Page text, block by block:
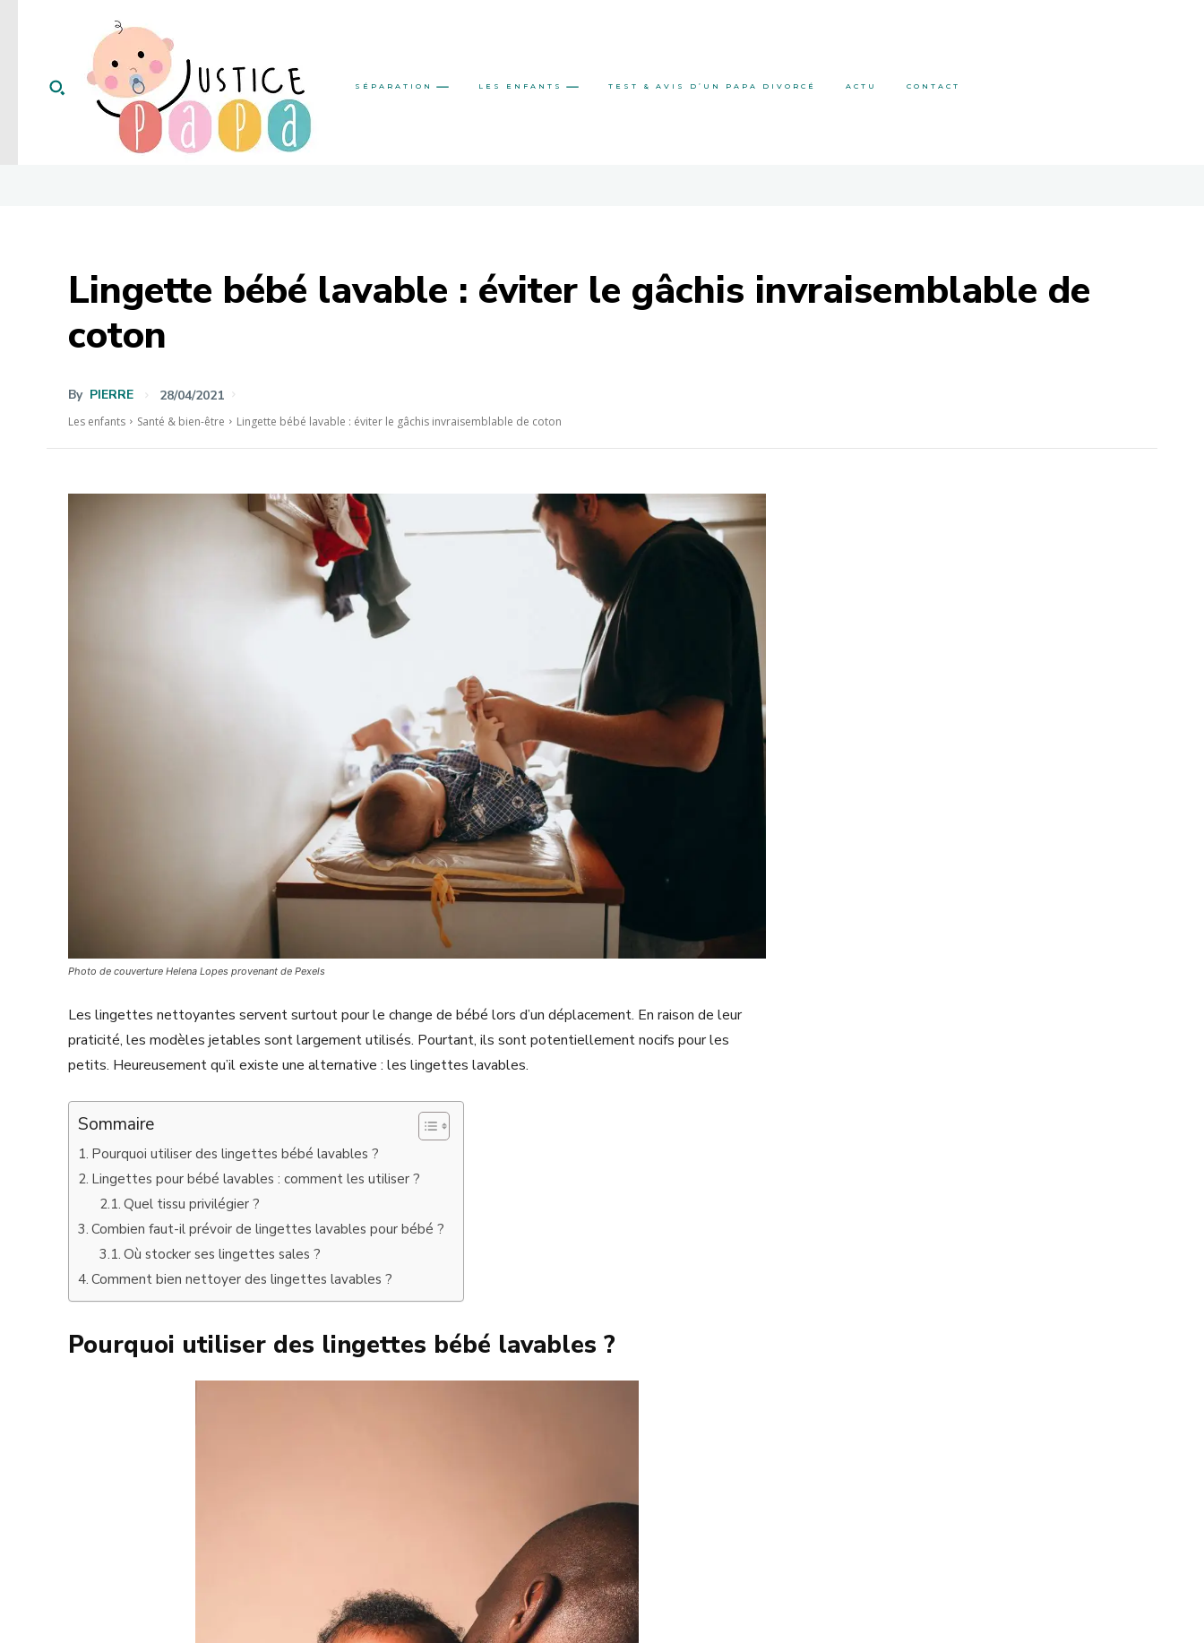
SÉPARATION LES ENFANTS TEST & AVIS D’UN PAPA DIVORCÉ ACTU CONTACT
Lingette bébé lavable : éviter le gâchis invraisemblable de
coton
By PIERRE 28/04/2021
Les enfants Santé & bien-être Lingette bébé lavable : éviter le gâchis invraisemblable de coton
Photo de couverture Helena Lopes provenant de Pexels
Les lingettes nettoyantes servent surtout pour le change de bébé lors d’un déplacement. En raison de leur
praticité, les modèles jetables sont largement utilisés. Pourtant, ils sont potentiellement nocifs pour les
petits. Heureusement qu’il existe une alternative : les lingettes lavables.
Sommaire
Pourquoi utiliser des lingettes bébé lavables ?
Lingettes pour bébé lavables : comment les utiliser ?
Quel tissu privilégier ?
Combien faut-il prévoir de lingettes lavables pour bébé ?
Où stocker ses lingettes sales ?
Comment bien nettoyer des lingettes lavables ?
Pourquoi utiliser des lingettes bébé lavables ?